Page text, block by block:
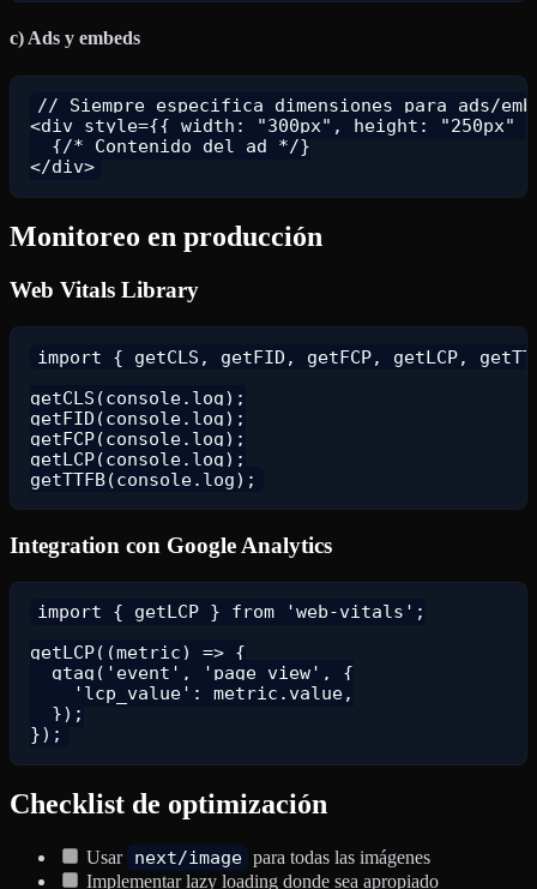
c) Ads y embeds
// Siempre especifica dimensiones para ads/
<div style={{ width: "300px", height: "250px"
  {/* Contenido del ad */}
Monitoreo en producción
Web Vitals Library
import { getCLS, getFID, getFCP, getLCP,
getCLS(console.log);
getFID(console.log);
getFCP(console.log);
getLCP(console.log);
Integration con Google Analytics
import { getLCP } from 'web-vitals';
getLCP((metric) => {
  gtag('event', 'page_view', {
    'lcp_value': metric.value,
  });
Checklist de optimización
Usar next/image para todas las imágenes
Implementar lazy loading donde sea apropiado